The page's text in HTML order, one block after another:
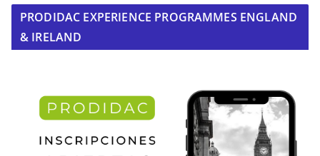
PRODIDAC EXPERIENCE PROGRAMMES ENGLAND
& IRELAND